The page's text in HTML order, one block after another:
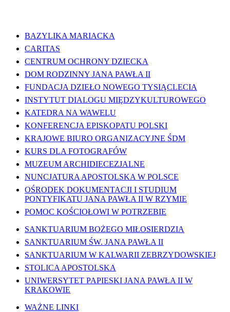
BAZYLIKA MARIACKA
CARITAS
CENTRUM OCHRONY DZIECKA
DOM RODZINNY JANA PAWŁA II
FUNDACJA DZIEŁO NOWEGO TYSIĄCLECIA
INSTYTUT DIALOGU MIĘDZYKULTUROWEGO
KATEDRA NA WAWELU
KONFERENCJA EPISKOPATU POLSKI
KRAJOWE BIURO ORGANIZACYJNE ŚDM
KURS DLA FOTOGRAFÓW
MUZEUM ARCHIDIECEZJALNE
NUNCJATURA APOSTOLSKA W POLSCE
OŚRODEK DOKUMENTACJI I STUDIUM
PONTYFIKATU JANA PAWŁA II W RZYMIE
POMOC KOŚCIOŁOWI W POTRZEBIE
SANKTUARIUM BOŻEGO MIŁOSIERDZIA
SANKTUARIUM ŚW. JANA PAWŁA II
SANKTUARIUM W KALWARII ZEBRZYDOWSKIEJ
STOLICA APOSTOLSKA
UNIWERSYTET PAPIESKI JANA PAWŁA II W
KRAKOWIE
WAŻNE LINKI